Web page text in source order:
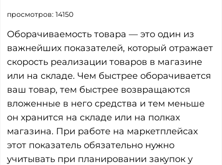
просмотров: 14150
Оборачиваемость товара — это один из
важнейших показателей, который отражает
скорость реализации товаров в магазине
или на складе. Чем быстрее оборачивается
ваш товар, тем быстрее возвращаются
вложенные в него средства и тем меньше
он хранится на складе или на полках
магазина. При работе на маркетплейсах
этот показатель обязательно нужно
учитывать при планировании закупок у